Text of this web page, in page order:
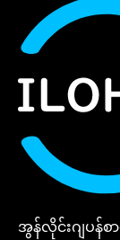
အွန်လိုင်းဂျပန်စ